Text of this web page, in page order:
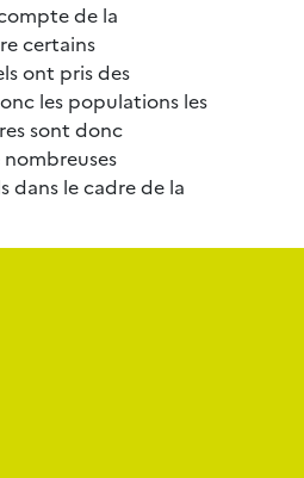
de la
certains
ont pris des
les populations les
sont donc
dans le cadre de la